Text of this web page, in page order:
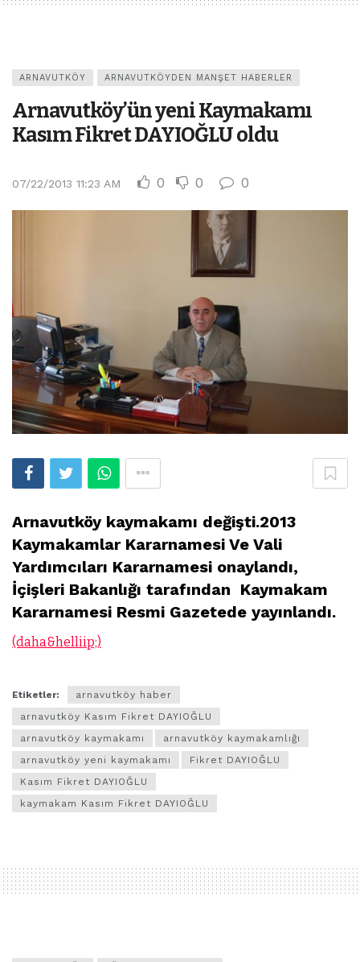
ARNAVUTKÖY ARNAVUTKÖYDEN MANŞET HABERLER
Arnavutköy’ün yeni Kaymakamı
Kasım Fikret DAYIOĞLU oldu
07/22/2013 11:23 AM 0 0 0
Arnavutköy kaymakamı değişti.2013
Kaymakamlar Kararnamesi Ve Vali
Yardımcıları Kararnamesi onaylandı,
İçişleri Bakanlığı tarafından Kaymakam
Kararnamesi Resmi Gazetede yayınlandı.
(daha&helliip;)
Etiketler:
arnavutköy haber
arnavutköy Kasım Fikret DAYIOĞLU
arnavutköy kaymakamı
arnavutköy kaymakamlığı
arnavutköy yeni kaymakamı
Fikret DAYIOĞLU
Kasım Fikret DAYIOĞLU
kaymakam Kasım Fikret DAYIOĞLU